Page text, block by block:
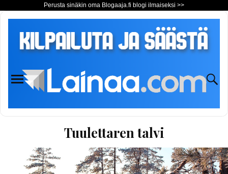
Perusta sinäkin oma Blogaaja.fi blogi ilmaiseksi >>
Tuulettaren talvi